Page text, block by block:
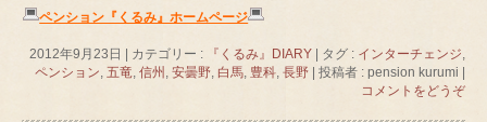
ペンション『くるみ』ホームページ
2012年9月23日 カテゴリー : 『くるみ』DIARY タグ : インターチェンジ,
ペンション, 五竜, 信州 , 安曇野, 白馬, 豊科, 長野 投稿者 : pension kurumi
コメントをどうぞ